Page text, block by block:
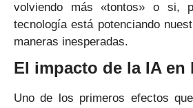
volviendo más «tontos» o si,
tecnología está potenciando
maneras inesperadas.
El impacto de la IA en
Uno de los primeros efectos